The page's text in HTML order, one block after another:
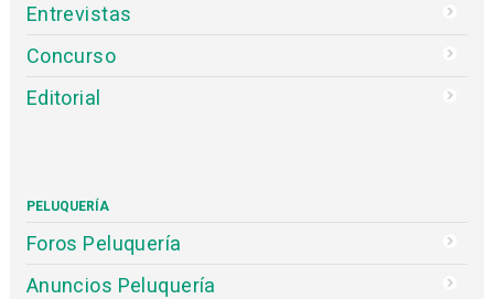
Entrevistas
Concurso
Editorial
PELUQUERÍA
Foros Peluquería
Anuncios Peluquería